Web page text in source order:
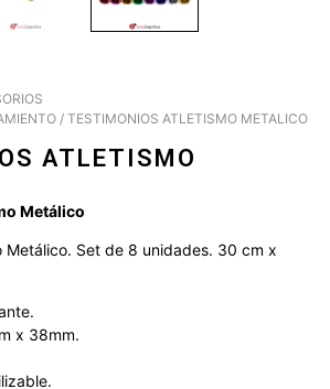
/ TESTIMONIOS ATLETISMO METALICO
ATLETISMO
Metálico
Metálico. Set de 8 unidades. 30 cm x
x 38mm.